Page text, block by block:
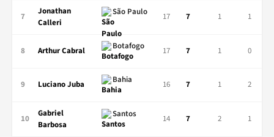
7
Jonathan
Calleri
São Paulo 17 7 1 1
8 Arthur Cabral Botafogo 17 7 1 0
9 Luciano Juba Bahia 16 7 1 2
10
Gabriel
Barbosa
Santos 14 7 2 1